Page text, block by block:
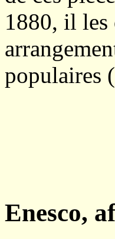
1880, il les
populaires
Enesco,